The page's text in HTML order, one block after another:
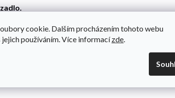
cookie. Dalším procházením tohoto webu
jejich používáním. Více informacízde.
recyklovat